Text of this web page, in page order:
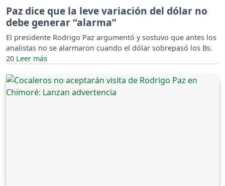
Paz dice que la leve variación del dólar no
debe generar “alarma”
El presidente Rodrigo Paz argumentó y sostuvo que antes los
analistas no se alarmaron cuando el dólar sobrepasó los Bs.
20